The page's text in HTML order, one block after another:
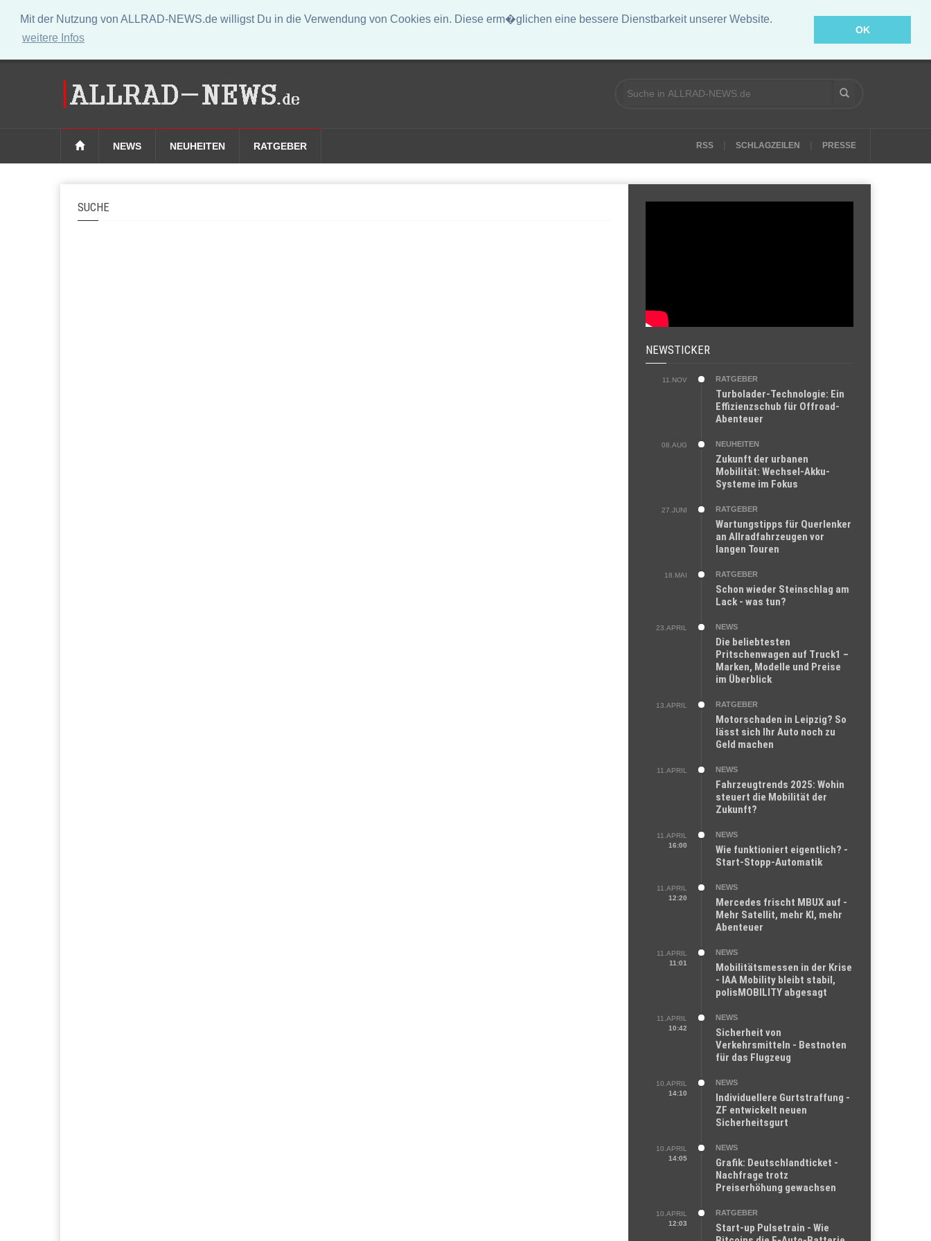
Mit der Nutzung von ALLRAD-NEWS.de willigst Du in die Verwendung von Cookies ein. Diese erm�glichen eine bessere Dienstbarkeit unserer Website.
weitere Infos
OK
NEWS NEUHEITEN RATGEBER RSS SCHLAGZEILEN PRESSE
SUCHE
NEWSTICKER
11.NOV RATGEBER
Turbolader-Technologie: Ein
Effizienzschub für Offroad-
Abenteuer
08.AUG NEUHEITEN
Zukunft der urbanen
Mobilität: Wechsel-Akku-
Systeme im Fokus
27.JUNI RATGEBER
Wartungstipps für Querlenker
an Allradfahrzeugen vor
langen Touren
18.MAI RATGEBER
Schon wieder Steinschlag am
Lack - was tun?
23.APRIL NEWS
Die beliebtesten
Pritschenwagen auf Truck1 –
Marken, Modelle und Preise
im Überblick
13.APRIL RATGEBER
Motorschaden in Leipzig? So
lässt sich Ihr Auto noch zu
Geld machen
11.APRIL NEWS
Fahrzeugtrends 2025: Wohin
steuert die Mobilität der
Zukunft?
11.APRIL
16:00
NEWS
Wie funktioniert eigentlich? -
Start-Stopp-Automatik
11.APRIL
12:20
NEWS
Mercedes frischt MBUX auf -
Mehr Satellit, mehr KI, mehr
Abenteuer
11.APRIL
11:01
NEWS
Mobilitätsmessen in der Krise
- IAA Mobility bleibt stabil,
polisMOBILITY abgesagt
11.APRIL
10:42
NEWS
Sicherheit von
Verkehrsmitteln - Bestnoten
für das Flugzeug
10.APRIL
14:10
NEWS
Individuellere Gurtstraffung -
ZF entwickelt neuen
Sicherheitsgurt
10.APRIL
14:05
NEWS
Grafik: Deutschlandticket -
Nachfrage trotz
Preiserhöhung gewachsen
10.APRIL
12:03
RATGEBER
Start-up Pulsetrain - Wie